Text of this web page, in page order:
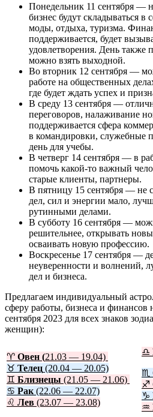
Понедельник 11 сентября —
бизнес будут складываться в
моды, отдыха, туризма.
поддерживается, будет
удовлетворения. День также
можно взять выходной.
Во вторник 12 сентября —
работе на общественных
где будет ждать успех и
В среду 13 сентября —
переговоров, налаживание
поддерживается сфера
в командировки, служебные
день для учебы.
В четверг 14 сентября — в
помочь какой-то важный
старые клиенты, партнеры.
В пятницу 15 сентября — не
дел, сил и энергии мало,
рутинными делами.
В субботу 16 сентября —
решительнее, открывать
осваивать новую профессию.
Воскресенье 17 сентября —
неуверенности и волнений,
дел и бизнеса.
Предлагаем индивидуальный
сферу работы, бизнеса и финансов
сентября 2023 для всех знаков
женщин):
♈ Овен (21.03 — 19.04)
♉ Телец (20.04 — 20.05)
♊ Близнецы (21.05 — 21.06)
♋ Рак (22.06 — 22.07)
♌ Лев (23.07 — 23.08)
♎
♏
♐
♑
♒